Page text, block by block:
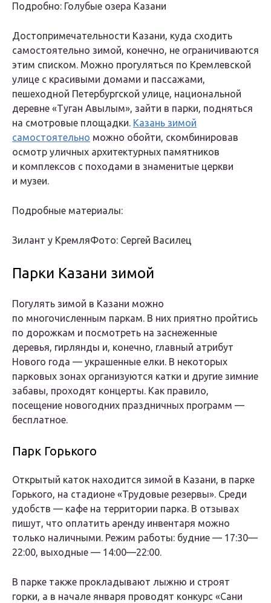
Подробно: Голубые озера Казани
Достопримечательности Казани, куда сходить
самостоятельно зимой, конечно, не ограничиваются
этим списком. Можно прогуляться по Кремлевской
улице с красивыми домами и пассажами,
пешеходной Петербургской улице, национальной
деревне «Туган Авылым», зайти в парки, подняться
на смотровые площадки. Казань зимой
самостоятельно можно обойти, скомбинировав
осмотр уличных архитектурных памятников
и комплексов с походами в знаменитые церкви
и музеи.
Подробные материалы:
Зилант у КремляФото: Сергей Василец
Парки Казани зимой
Погулять зимой в Казани можно
по многочисленным паркам. В них приятно пройтись
по дорожкам и посмотреть на заснеженные
деревья, гирлянды и, конечно, главный атрибут
Нового года — украшенные елки. В некоторых
парковых зонах организуются катки и другие зимние
забавы, проходят концерты. Как правило,
посещение новогодних праздничных программ —
бесплатное.
Парк Горького
Открытый каток находится зимой в Казани, в парке
Горького, на стадионе «Трудовые резервы». Среди
удобств — кафе на территории парка. В отзывах
пишут, что оплатить аренду инвентаря можно
только наличными. Режим работы: будние — 17:30—
22:00, выходные — 14:00—22:00.
В парке также прокладывают лыжню и строят
горки, а в начале января проводят конкурс «Сани